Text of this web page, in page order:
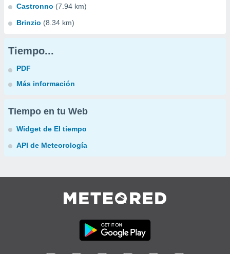
Castronno (7.94 km)
Brinzio (8.34 km)
Tiempo...
PDF
Más información
Tiempo en tu Web
Widget de El tiempo
API de Meteorología